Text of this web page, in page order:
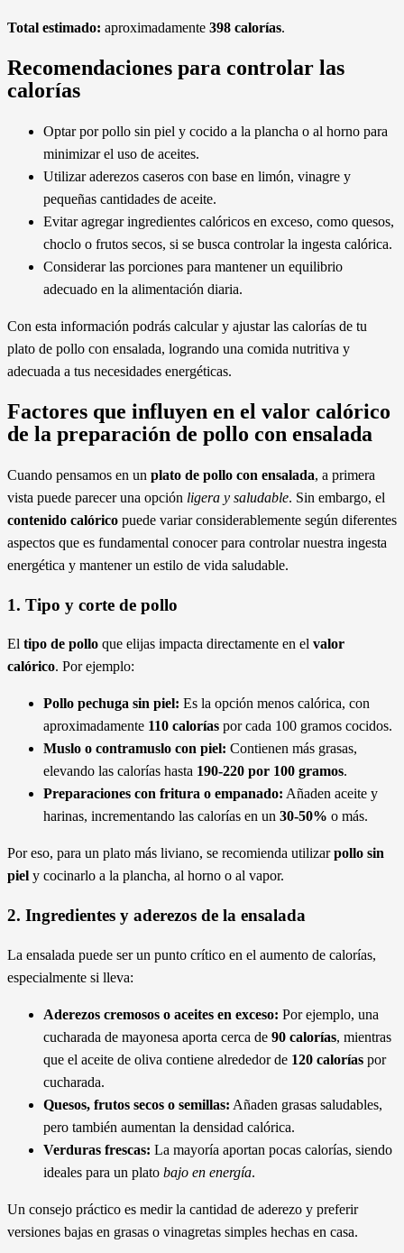
Total estimado: aproximadamente 398 calorías.
Recomendaciones para controlar las
calorías
Optar por pollo sin piel y cocido a la plancha o al horno para
minimizar el uso de aceites.
Utilizar aderezos caseros con base en limón, vinagre y
pequeñas cantidades de aceite.
Evitar agregar ingredientes calóricos en exceso, como quesos,
choclo o frutos secos, si se busca controlar la ingesta calórica.
Considerar las porciones para mantener un equilibrio
adecuado en la alimentación diaria.
Con esta información podrás calcular y ajustar las calorías de tu
plato de pollo con ensalada, logrando una comida nutritiva y
adecuada a tus necesidades energéticas.
Factores que influyen en el valor calórico
de la preparación de pollo con ensalada
Cuando pensamos en un plato de pollo con ensalada, a primera
vista puede parecer una opción ligera y saludable. Sin embargo, el
contenido calórico puede variar considerablemente según diferentes
aspectos que es fundamental conocer para controlar nuestra ingesta
energética y mantener un estilo de vida saludable.
1. Tipo y corte de pollo
El tipo de pollo que elijas impacta directamente en el valor
calórico. Por ejemplo:
Pollo pechuga sin piel: Es la opción menos calórica, con
aproximadamente 110 calorías por cada 100 gramos cocidos.
Muslo o contramuslo con piel: Contienen más grasas,
elevando las calorías hasta 190-220 por 100 gramos.
Preparaciones con fritura o empanado: Añaden aceite y
harinas, incrementando las calorías en un 30-50% o más.
Por eso, para un plato más liviano, se recomienda utilizarpollo sin
piel y cocinarlo a la plancha, al horno o al vapor.
2. Ingredientes y aderezos de la ensalada
La ensalada puede ser un punto crítico en el aumento de calorías,
especialmente si lleva:
Aderezos cremosos o aceites en exceso: Por ejemplo, una
cucharada de mayonesa aporta cerca de 90 calorías, mientras
que el aceite de oliva contiene alrededor de 120 calorías por
cucharada.
Quesos, frutos secos o semillas: Añaden grasas saludables,
pero también aumentan la densidad calórica.
Verduras frescas: La mayoría aportan pocas calorías, siendo
ideales para un plato bajo en energía.
Un consejo práctico es medir la cantidad de aderezo y preferir
versiones bajas en grasas o vinagretas simples hechas en casa.